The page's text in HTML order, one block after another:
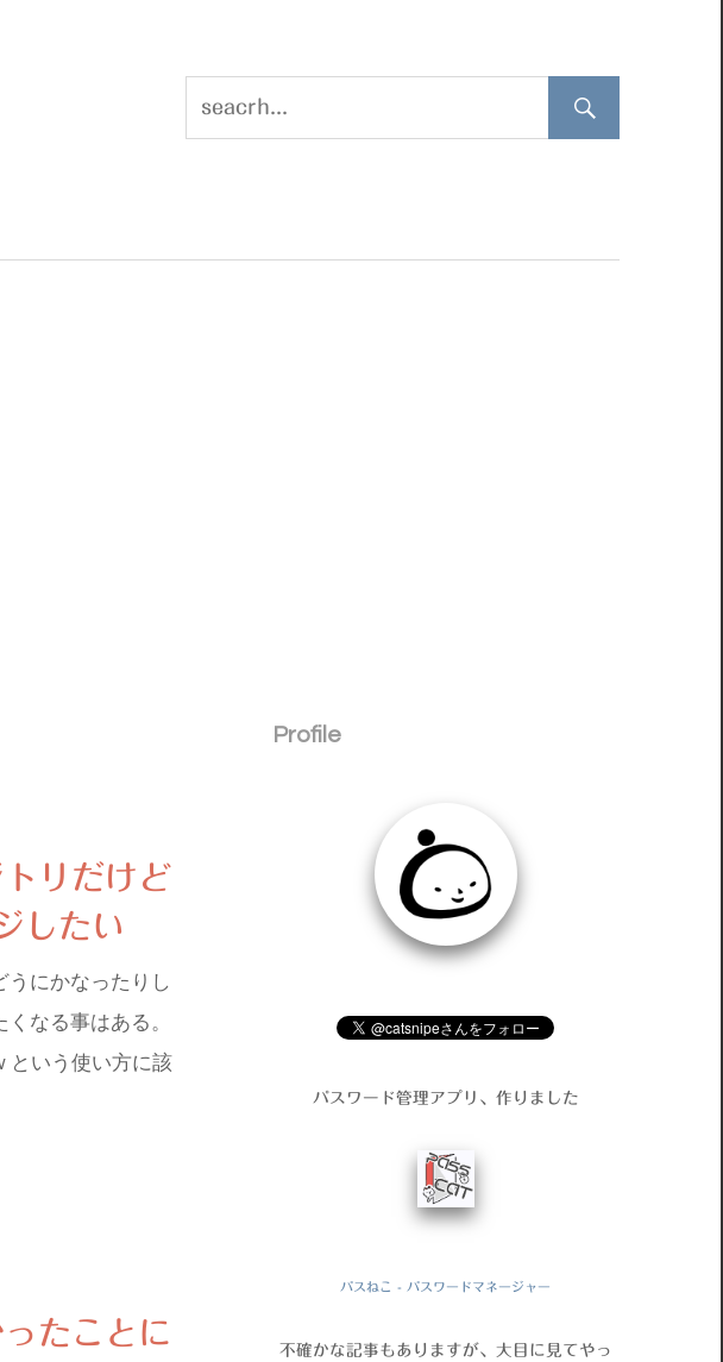
リだけど
したい
うにかなったりし
なる事はある。
という使い方に該
たことに
Profile
パスワード管理アプリ、作りました
パスねこ - パスワードマネージャー
不確かな記事もありますが、大目に見てやっ